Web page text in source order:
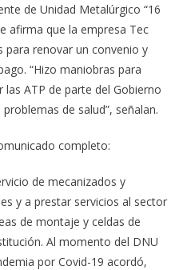
de Unidad Metalúrgico “16
afirma que la empresa Tec
renovar un convenio y
“Hizo maniobras para
ATP de parte del Gobierno
de salud”, señalan.
completo:
de mecanizados y
y a prestar servicios al sector
de montaje y celdas de
Al momento del DNU
por Covid-19 acordó,